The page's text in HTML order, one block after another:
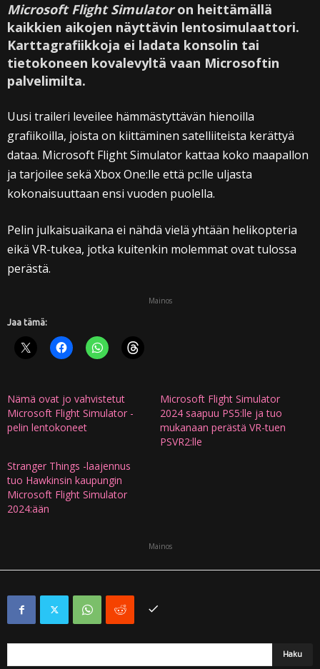
Microsoft Flight Simulatoron heittämällä
kaikkien aikojen näyttävin lentosimulaattori.
Karttagrafiikkoja ei ladata konsolin tai
tietokoneen kovalevyltä vaan Microsoftin
palvelimilta.
Uusi traileri leveilee hämmästyttävän hienoilla
grafiikoilla, joista on kiittäminen satelliiteista kerättyä
dataa. Microsoft Flight Simulator kattaa koko maapallon
ja tarjoilee sekä Xbox One:lle että pc:lle uljasta
kokonaisuuttaan ensi vuoden puolella.
Pelin julkaisuaikana ei nähdä vielä yhtään helikopteria
eikä VR-tukea, jotka kuitenkin molemmat ovat tulossa
perästä.
Mainos
Jaa tämä:
Nämä ovat jo vahvistetut
Microsoft Flight Simulator -
pelin lentokoneet
Microsoft Flight Simulator
2024 saapuu PS5:lle ja tuo
mukanaan perästä VR-tuen
PSVR2:lle
Stranger Things -laajennus
tuo Hawkinsin kaupungin
Microsoft Flight Simulator
2024:ään
Mainos